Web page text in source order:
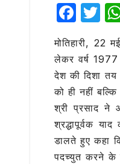
F
a
c
e
b
o
o
k
T
it
te
r
मोतिहारी,
लेकर वर्ष 1977
देश की दिशा तय
को ही नहीं
श्री प्रसाद ने
श्रद्धापूर्वक
डालते हुए कहा
पदच्युत करने के